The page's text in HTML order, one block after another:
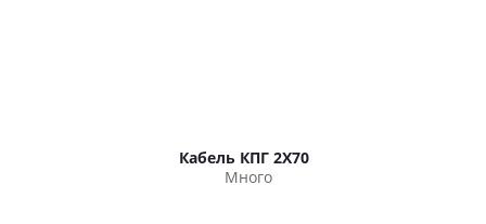
Кабель КПГ 2Х70
Много